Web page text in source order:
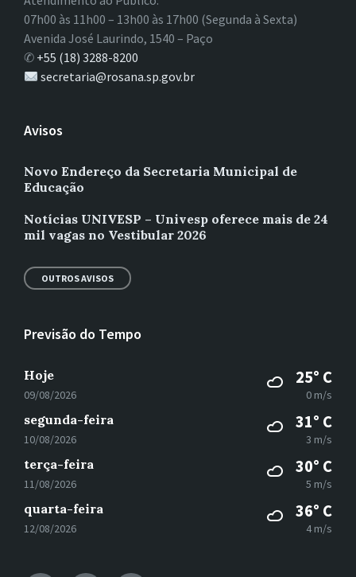
07h00 às 11h00 – 13h00 às 17h00 (Segunda à Sexta)
Avenida José Laurindo, 1540 – Paço
✆ +55 (18) 3288-8200
secretaria@rosana.sp.gov.br
Avisos
Novo Endereço da Secretaria Municipal de
Educação
Notícias UNIVESP – Univesp oferece mais de 24
mil vagas no Vestibular 2026
OUTROS AVISOS
Previsão do Tempo
Hoje
09/08/2026
25° C
0 m/s
segunda-feira
10/08/2026
31° C
3 m/s
terça-feira
11/08/2026
30° C
5 m/s
quarta-feira
12/08/2026
36° C
4 m/s